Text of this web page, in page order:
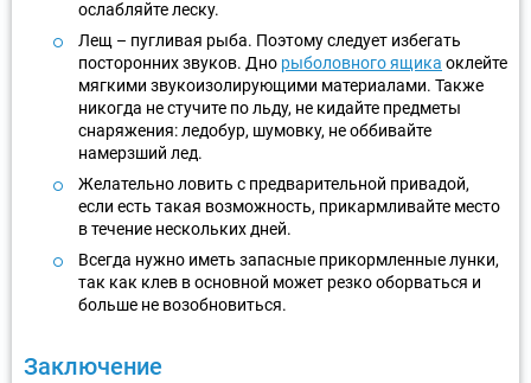
ослабляйте леску.
Лещ – пугливая рыба. Поэтому следует избегать
посторонних звуков. Дно рыболовного ящика оклейте
мягкими звукоизолирующими материалами. Также
никогда не стучите по льду, не кидайте предметы
снаряжения: ледобур, шумовку, не оббивайте
намерзший лед.
Желательно ловить с предварительной привадой,
если есть такая возможность, прикармливайте место
в течение нескольких дней.
Всегда нужно иметь запасные прикормленные лунки,
так как клев в основной может резко оборваться и
больше не возобновиться.
Заключение